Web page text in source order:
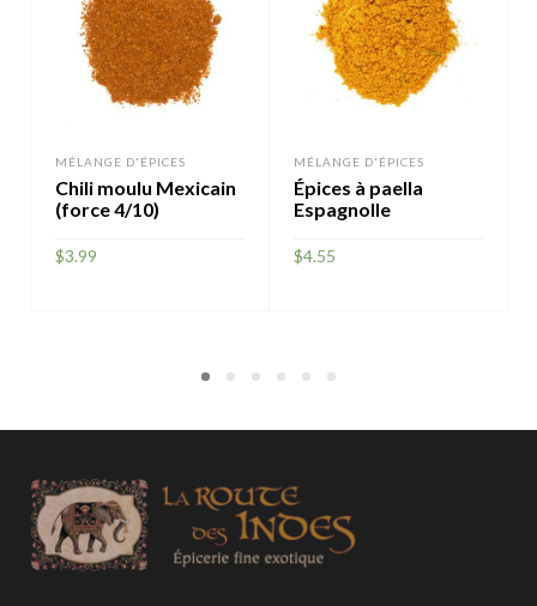
MÉLANGE D'ÉPICES
Chili moulu Mexicain
(force 4/10)
$3.99
MÉLANGE D'ÉPICES
Épices à paella
Espagnolle
$4.55